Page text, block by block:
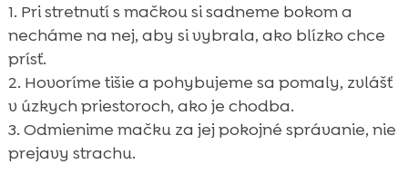
Pri stretnutí s mačkou si sadneme bokom a
necháme na nej, aby si vybrala, ako blízko chce
prísť.
Hovoríme tišie a pohybujeme sa pomaly, zvlášť
v úzkych priestoroch, ako je chodba.
Odmienime mačku za jej pokojné správanie, nie
prejavy strachu.